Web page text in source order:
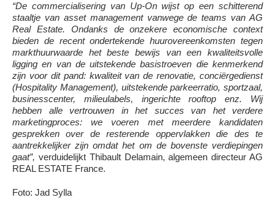
“De commercialisering van Up-On wijst op een schitterend
staaltje van asset management vanwege de teams van AG
Real Estate. Ondanks de onzekere economische context
bieden de recent ondertekende huurovereenkomsten tegen
markthuurwaarde het beste bewijs van een kwaliteitsvolle
ligging en van de uitstekende basistroeven die kenmerkend
zijn voor dit pand: kwaliteit van de renovatie, conciërgedienst
(Hospitality Management), uitstekende parkeerratio, sportzaal,
businesscenter, milieulabels, ingerichte rooftop enz. Wij
hebben alle vertrouwen in het succes van het verdere
marketingproces: we voeren met meerdere kandidaten
gesprekken over de resterende oppervlakken die des te
aantrekkelijker zijn omdat het om de bovenste verdiepingen
gaat”, verduidelijkt Thibault Delamain, algemeen directeur AG
REAL ESTATE France.
Foto: Jad Sylla